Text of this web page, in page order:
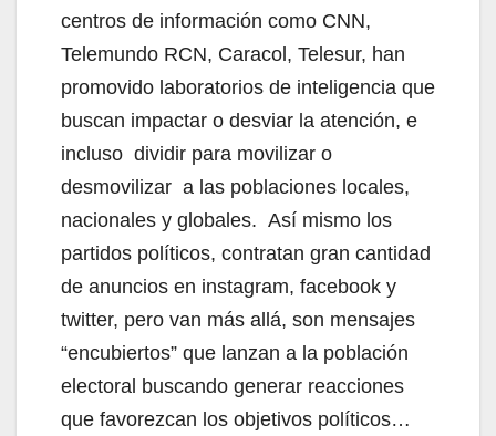
centros de información como CNN,
Telemundo RCN, Caracol, Telesur, han
promovido laboratorios de inteligencia que
buscan impactar o desviar la atención, e
incluso dividir para movilizar o
desmovilizar a las poblaciones locales,
nacionales y globales. Así mismo los
partidos políticos, contratan gran cantidad
de anuncios en instagram, facebook y
twitter, pero van más allá, son mensajes
“encubiertos” que lanzan a la población
electoral buscando generar reacciones
que favorezcan los objetivos políticos…